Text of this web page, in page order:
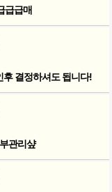
급급매
후 결정하셔도 됩니다!
관리샾